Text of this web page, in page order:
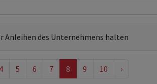
Anleihen des Unternehmens halten
4 5 6 7 8 9 10 ›